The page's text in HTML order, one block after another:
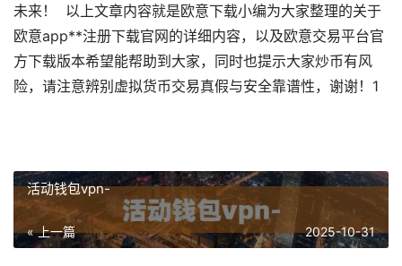
未来！ 以上文章内容就是欧意下载小编为大家整理的关于
欧意app**注册下载官网的详细内容，以及欧意交易平台官
方下载版本希望能帮助到大家，同时也提示大家炒币有风
险，请注意辨别虚拟货币交易真假与安全靠谱性，谢谢！1
活动钱包vpn-
« 上一篇 2025-10-31